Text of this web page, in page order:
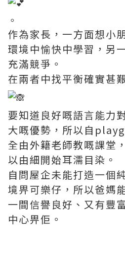
。
作為家長，一方面想小
環境中愉快中學習，另
充滿競爭。
在兩者中找平衡確實甚
要知道良好嘅語言能力
大嘅優勢，所以自
全由外籍老師教嘅課堂
以由細開始耳濡目染。
自問屋企未能打造一個
境畀可樂仔，所以爸媽
一間信譽良好、又有豐
中心畀佢。